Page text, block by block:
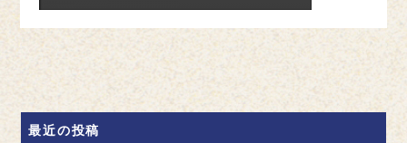
最近の投稿